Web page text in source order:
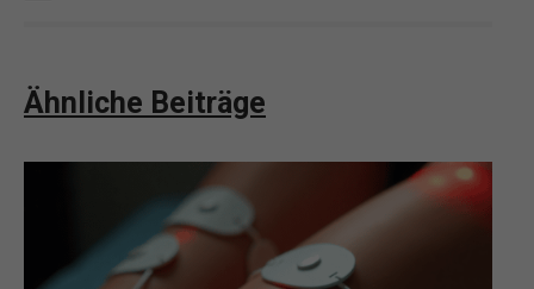
Ähnliche Beiträge